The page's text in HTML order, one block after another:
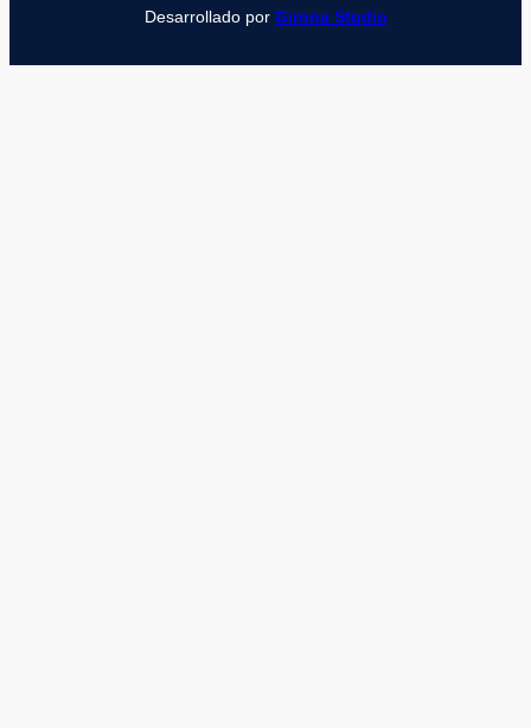
Desarrollado por Girona Studio